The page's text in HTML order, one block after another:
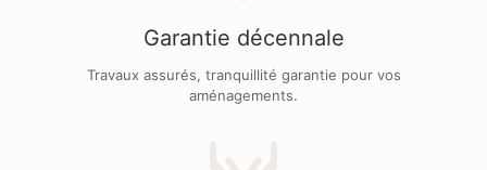
Garantie décennale
Travaux assurés, tranquillité garantie pour vos
aménagements.